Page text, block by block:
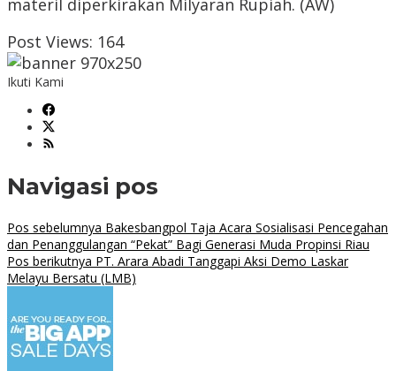
materil diperkirakan Milyaran Rupiah. (AW)
Post Views: 164
Ikuti Kami
Navigasi pos
Pos sebelumnya Bakesbangpol Taja Acara Sosialisasi Pencegahan
dan Penanggulangan “Pekat” Bagi Generasi Muda Propinsi Riau
Pos berikutnya PT. Arara Abadi Tanggapi Aksi Demo Laskar
Melayu Bersatu (LMB)